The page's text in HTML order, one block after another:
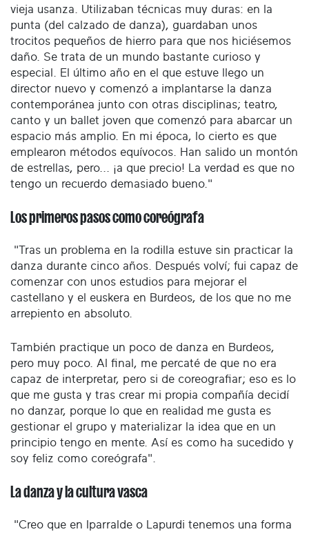
vieja usanza. Utilizaban técnicas muy duras: en la
punta (del calzado de danza), guardaban unos
trocitos pequeños de hierro para que nos hiciésemos
daño. Se trata de un mundo bastante curioso y
especial. El último año en el que estuve llego un
director nuevo y comenzó a implantarse la danza
contemporánea junto con otras disciplinas; teatro,
canto y un ballet joven que comenzó para abarcar un
espacio más amplio. En mi época, lo cierto es que
emplearon métodos equívocos. Han salido un montón
de estrellas, pero... ¡a que precio! La verdad es que no
tengo un recuerdo demasiado bueno."
Los primeros pasos como coreógrafa
"Tras un problema en la rodilla estuve sin practicar la
danza durante cinco años. Después volví; fui capaz de
comenzar con unos estudios para mejorar el
castellano y el euskera en Burdeos, de los que no me
arrepiento en absoluto.
También practique un poco de danza en Burdeos,
pero muy poco. Al final, me percaté de que no era
capaz de interpretar, pero si de coreografiar; eso es lo
que me gusta y tras crear mi propia compañía decidí
no danzar, porque lo que en realidad me gusta es
gestionar el grupo y materializar la idea que en un
principio tengo en mente. Así es como ha sucedido y
soy feliz como coreógrafa".
La danza y la cultura vasca
"Creo que en Iparralde o Lapurdi tenemos una forma